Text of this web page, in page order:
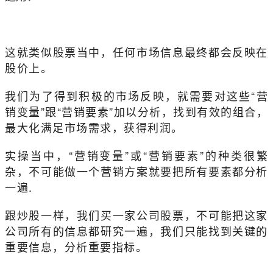
这就类似股票当中，任何市场信息最终都会反映在
股价上。
我们为了得到积极的市场反映，就需要对这些“营
销变量”跟“营销要素”加以分析，找到有效的组合，
最大化满足市场需求，获得利润。
实操当中，“营销变量”或“营销要素”的种类很繁
杂，不可能做一个营销方案就要把所有要素都分析
一遍.
跟炒股一样，我们买一家公司股票，不可能把这家
公司所有的信息都研究一遍，我们只能找到关键的
重要信息，分析重要指标。